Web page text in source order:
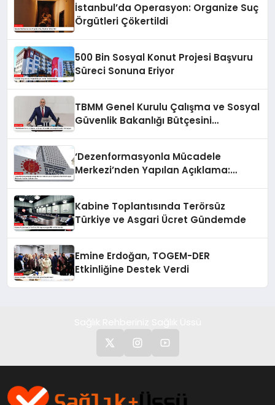
İstanbul’da Operasyon: Organize Suç
Örgütleri Çökertildi
500 Bin Sosyal Konut Projesi Başvuru
Süreci Sonuna Eriyor
TBMM Genel Kurulu Çalışma ve Sosyal
Güvenlik Bakanlığı Bütçesini
‘Dezenformasyonla Mücadele
Merkezi’nden Yapılan Açıklama:
Kabine Toplantısında Terörsüz
Türkiye ve Asgari Ücret Gündemde
Emine Erdoğan, TOGEM-DER
Etkinliğine Destek Verdi